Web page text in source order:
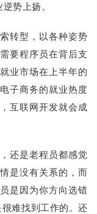
势上扬。
转型，以各种姿势
要程序员在背后支
业市场在上半年的
子商务的就业热度
互联网开发就会成
还是老程员都感觉
是没有关系的，而
是因为你方向选错
难找到工作的。还